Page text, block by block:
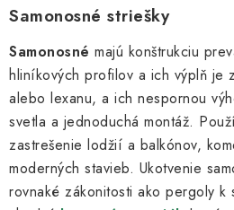
Samonosné striešky
Samonosné majú konštrukciu
hliníkových profilov a ich výplň je
alebo lexanu, a ich nespornou
svetla a jednoduchá montáž.
zastrešenie lodžií a balkónov,
moderných stavieb. Ukotvenie
rovnaké zákonitosti ako pergoly